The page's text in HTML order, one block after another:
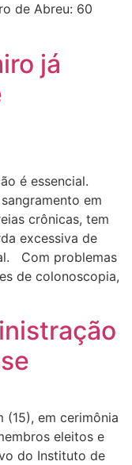
de Abreu: 60
já
é essencial.
em
crônicas, tem
excessiva de
Com problemas
de colonoscopia,
(15), em cerimônia
eleitos e
do Instituto de